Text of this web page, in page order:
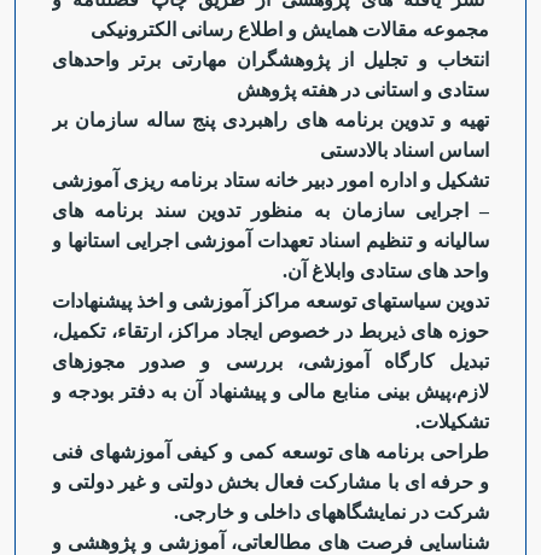
مجموعه مقالات همایش و اطلاع رسانی الکترونیکی
انتخاب و تجلیل از پژوهشگران مهارتی برتر واحدهای
ستادی و استانی در هفته پژوهش
تهیه و تدوین برنامه های راهبردی پنج ساله سازمان بر
اساس اسناد بالادستی
تشکیل و اداره امور دبیر خانه ستاد برنامه ریزی آموزشی
–اجرایی سازمان به منظور تدوین سند برنامه های
سالیانه و تنظیم اسناد تعهدات آموزشی اجرایی استان‏ها و
واحد های ستادی وابلاغ آن.
تدوین سیاست‏های توسعه مراکز آموزشی و اخذ پیشنهادات
حوزه های ذیربط در خصوص ایجاد مراکز، ارتقاء، تکمیل،
تبدیل کارگاه آموزشی، بررسی و صدور مجوزهای
لازم،پیش بینی منابع مالی و پیشنهاد آن به دفتر بودجه و
تشکیلات.
طراحی برنامه های توسعه کمی و کیفی آموزش‏های فنی
و حرفه ای با مشارکت فعال بخش دولتی و غیر دولتی و
شرکت در نمایشگاههای داخلی و خارجی.
شناسایی فرصت های مطالعاتی، آموزشی و پژوهشی و